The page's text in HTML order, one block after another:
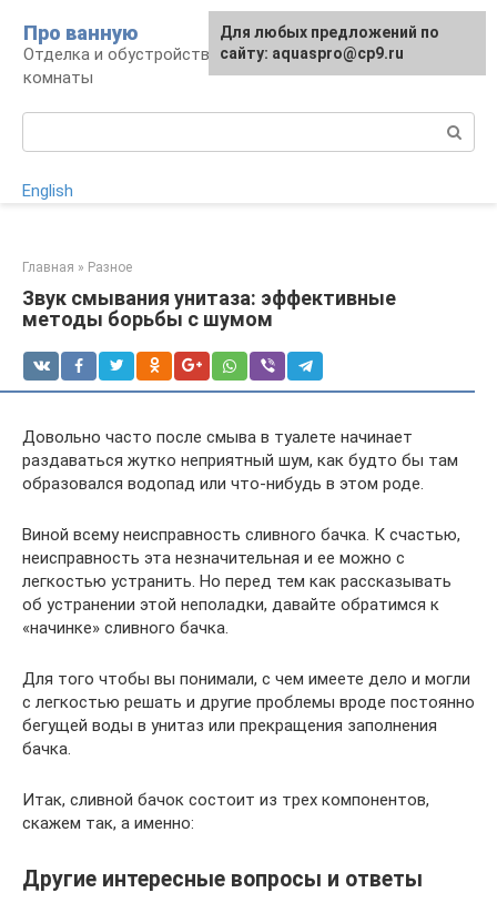
контенту
Про ванную
Отделка и обустройство современной ванной
комнаты
English
Главная » Разное
Звук смывания унитаза: эффективные
методы борьбы с шумом
Довольно часто после смыва в туалете начинает
раздаваться жутко неприятный шум, как будто бы там
образовался водопад или что-нибудь в этом роде.
Виной всему неисправность сливного бачка. К счастью,
неисправность эта незначительная и ее можно с
легкостью устранить. Но перед тем как рассказывать
об устранении этой неполадки, давайте обратимся к
«начинке» сливного бачка.
Для того чтобы вы понимали, с чем имеете дело и могли
с легкостью решать и другие проблемы вроде постоянно
бегущей воды в унитаз или прекращения заполнения
бачка.
Итак, сливной бачок состоит из трех компонентов,
скажем так, а именно:
Другие интересные вопросы и ответы
Для любых предложений по
сайту: aquaspro@cp9.ru